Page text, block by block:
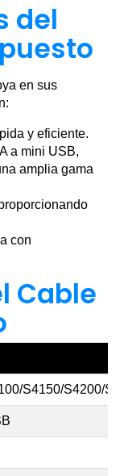
del
en sus
y eficiente.
a mini USB,
amplia gama
con
Cable
S4150/S4200/